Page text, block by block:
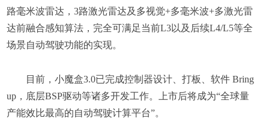
路毫米波雷达，3路激光雷达及多视觉+多毫米波+多激光雷
达前融合感知算法，完全可满足当前L3以及后续L4/L5等全
场景自动驾驶功能的实现。
目前，小魔盒3.0已完成控制器设计、打板、软件 Bring
up，底层BSP驱动等诸多开发工作。上市后将成为“全球量
产能效比最高的自动驾驶计算平台”。